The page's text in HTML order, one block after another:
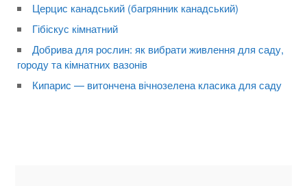
Церцис канадський (багрянник канадський)
Гібіскус кімнатний
Добрива для рослин: як вибрати живлення для саду,
городу та кімнатних вазонів
Кипарис — витончена вічнозелена класика для саду